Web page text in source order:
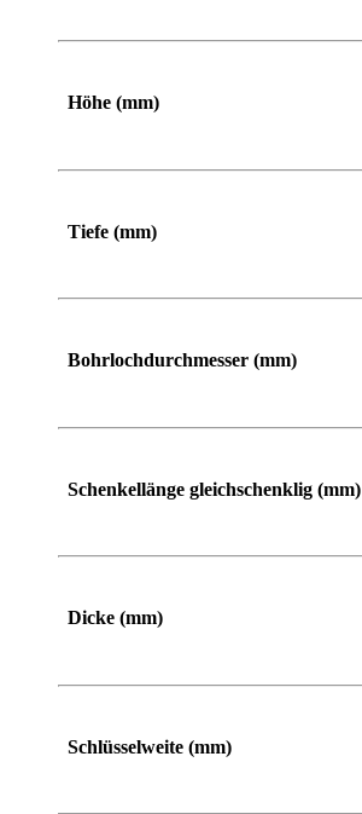
Höhe (mm)
Von Bis
Tiefe (mm)
Bohrlochdurchmesser (mm)
Schenkellänge gleichschenklig (mm)
Dicke (mm)
Schlüsselweite (mm)